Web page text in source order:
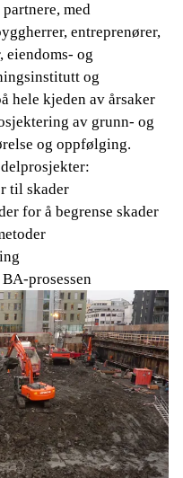
med
entreprenører,
eiendoms- og
og
hele kjeden av årsaker
av grunn- og
og oppfølging.
til skader
for å begrense skader
prosessen